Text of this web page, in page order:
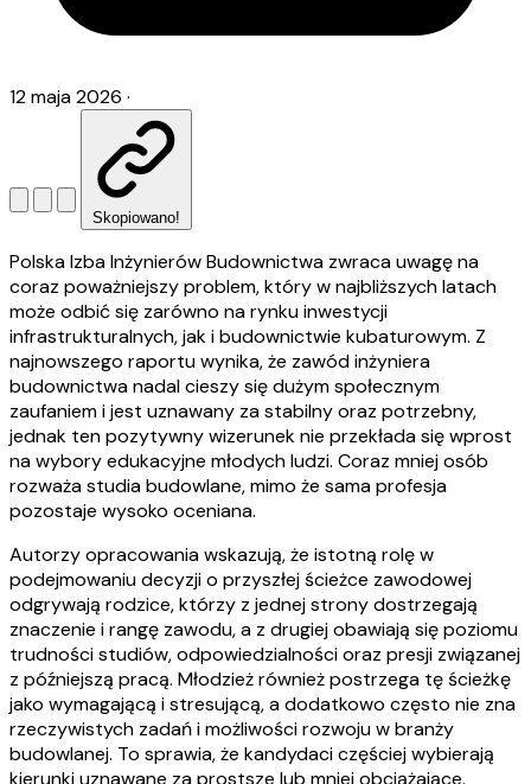
12 maja 2026 ·
Skopiowano!
Polska Izba Inżynierów Budownictwa zwraca uwagę na
coraz poważniejszy problem, który w najbliższych latach
może odbić się zarówno na rynku inwestycji
infrastrukturalnych, jak i budownictwie kubaturowym. Z
najnowszego raportu wynika, że zawód inżyniera
budownictwa nadal cieszy się dużym społecznym
zaufaniem i jest uznawany za stabilny oraz potrzebny,
jednak ten pozytywny wizerunek nie przekłada się wprost
na wybory edukacyjne młodych ludzi. Coraz mniej osób
rozważa studia budowlane, mimo że sama profesja
pozostaje wysoko oceniana.
Autorzy opracowania wskazują, że istotną rolę w
podejmowaniu decyzji o przyszłej ścieżce zawodowej
odgrywają rodzice, którzy z jednej strony dostrzegają
znaczenie i rangę zawodu, a z drugiej obawiają się poziomu
trudności studiów, odpowiedzialności oraz presji związanej
z późniejszą pracą. Młodzież również postrzega tę ścieżkę
jako wymagającą i stresującą, a dodatkowo często nie zna
rzeczywistych zadań i możliwości rozwoju w branży
budowlanej. To sprawia, że kandydaci częściej wybierają
kierunki uznawane za prostsze lub mniej obciążające.